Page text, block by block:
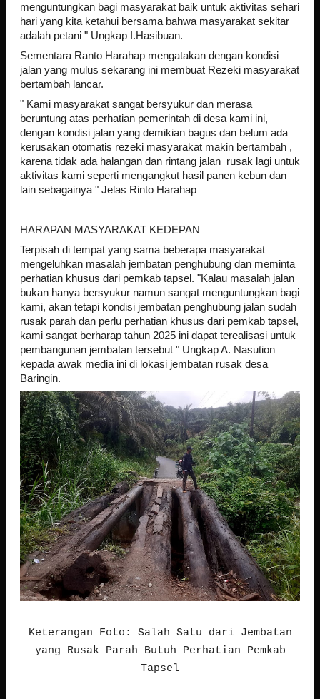
menguntungkan bagi masyarakat baik untuk aktivitas sehari
hari yang kita ketahui bersama bahwa masyarakat sekitar
adalah petani " Ungkap I.Hasibuan.
Sementara Ranto Harahap mengatakan dengan kondisi
jalan yang mulus sekarang ini membuat Rezeki masyarakat
bertambah lancar.
" Kami masyarakat sangat bersyukur dan merasa
beruntung atas perhatian pemerintah di desa kami ini,
dengan kondisi jalan yang demikian bagus dan belum ada
kerusakan otomatis rezeki masyarakat makin bertambah ,
karena tidak ada halangan dan rintang jalan rusak lagi untuk
aktivitas kami seperti mengangkut hasil panen kebun dan
lain sebagainya " Jelas Rinto Harahap
HARAPAN MASYARAKAT KEDEPAN
Terpisah di tempat yang sama beberapa masyarakat
mengeluhkan masalah jembatan penghubung dan meminta
perhatian khusus dari pemkab tapsel. "Kalau masalah jalan
bukan hanya bersyukur namun sangat menguntungkan bagi
kami, akan tetapi kondisi jembatan penghubung jalan sudah
rusak parah dan perlu perhatian khusus dari pemkab tapsel,
kami sangat berharap tahun 2025 ini dapat terealisasi untuk
pembangunan jembatan tersebut " Ungkap A. Nasution
kepada awak media ini di lokasi jembatan rusak desa
Baringin.
Keterangan Foto: Salah Satu dari Jembatan
yang Rusak Parah Butuh Perhatian Pemkab
Tapsel